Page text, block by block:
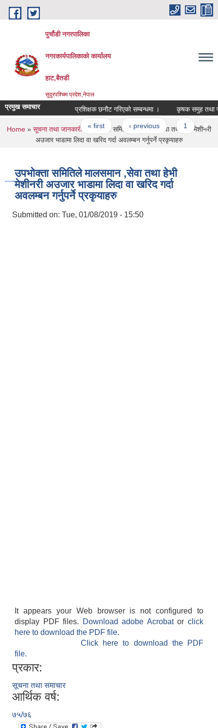
Skip to main content
पुर्चौडी नगरपालिका
नगरकार्यपालिकाकाे कार्यालय
हाट,बैतडी
सुदुरपश्चिम प्रदेश,नेपाल
प्रमुख समाचार प्रशिक्षक छनौट गरिएको सम्बन्धमा । कृषक समुह तथा
Pages
« first ‹ previous 1 2
You are here
Home » सूचना तथा जानकारी» उपभोक्ता समितिले मालसमान ,सेवा तथा हेभी मेशीनरी
अउजार भाडामा लिदा वा खरिद गर्दा अवलम्बन गर्नुपर्ने प्रकृयाहरु
उपभोक्ता समितिले मालसमान ,सेवा तथा हेभी
मेशीनरी अउजार भाडामा लिदा वा खरिद गर्दा
अवलम्बन गर्नुपर्ने प्रकृयाहरु
Submitted on: Tue, 01/08/2019 - 15:50
It appears your Web browser is not configured to
display PDF files.
Download adobe Acrobatorclick
here to download the PDF file.
Click here to download the PDF
file.
प्रकार:
सूचना तथा समाचार
आर्थिक वर्ष:
७५/७६